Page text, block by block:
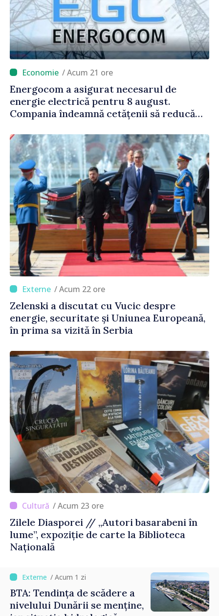
/ Acum 21 ore
Energocom a asigurat necesarul de
energie electrică pentru 8 august.
Compania îndeamnă cetățenii să reducă
/ Acum 22 ore
Zelenski a discutat cu Vucic despre
energie, securitate și Uniunea Europeană,
în prima sa vizită în Serbia
/ Acum 23 ore
Zilele Diasporei // „Autori basarabeni în
lume”, expoziție de carte la Biblioteca
Națională
/ Acum 1 zi
BTA: Tendința de scădere a
nivelului Dunării se menține,